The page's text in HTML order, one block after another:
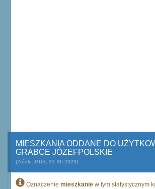
MIESZKANIA ODDANE DO
GRABCE JÓZEFPOLSKIE
(Źródło: GUS, 31.XII.2023)
Oznaczenie mieszkanie w tym statystycznym